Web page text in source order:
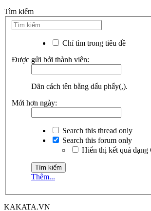
Tìm kiếm
Chỉ tìm trong tiêu đề
Được gửi bởi thành viên:
Dãn cách tên bằng dấu phẩy(,).
Mới hơn ngày:
Search this thread only
Search this forum only
Hiển thị kết quả dạng
Thêm...
KAKATA.VN